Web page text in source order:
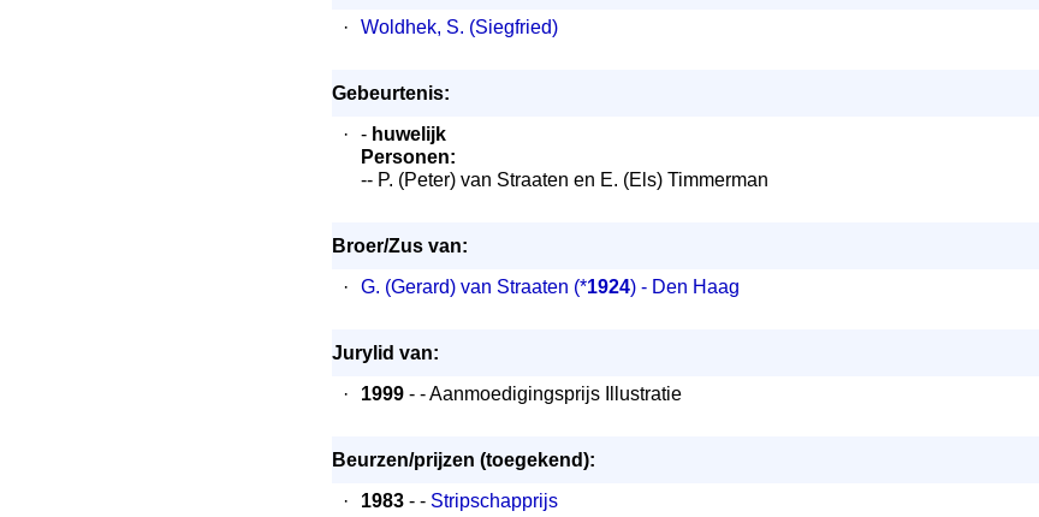
·
Woldhek, S. (Siegfried)
Gebeurtenis:
·
- huwelijk
Personen:
-- P. (Peter) van Straaten en E. (Els) Timmerman
Broer/Zus van:
·
G. (Gerard) van Straaten (*1924) - Den Haag
Jurylid van:
·
1999 - - Aanmoedigingsprijs Illustratie
Beurzen/prijzen (toegekend):
·
1983 - - Stripschapprijs